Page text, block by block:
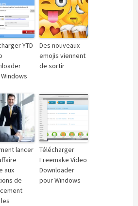
YTD
Des nouveaux
emojis viennent
de sortir
lancer
aux
de
Télécharger
Freemake Video
Downloader
pour Windows